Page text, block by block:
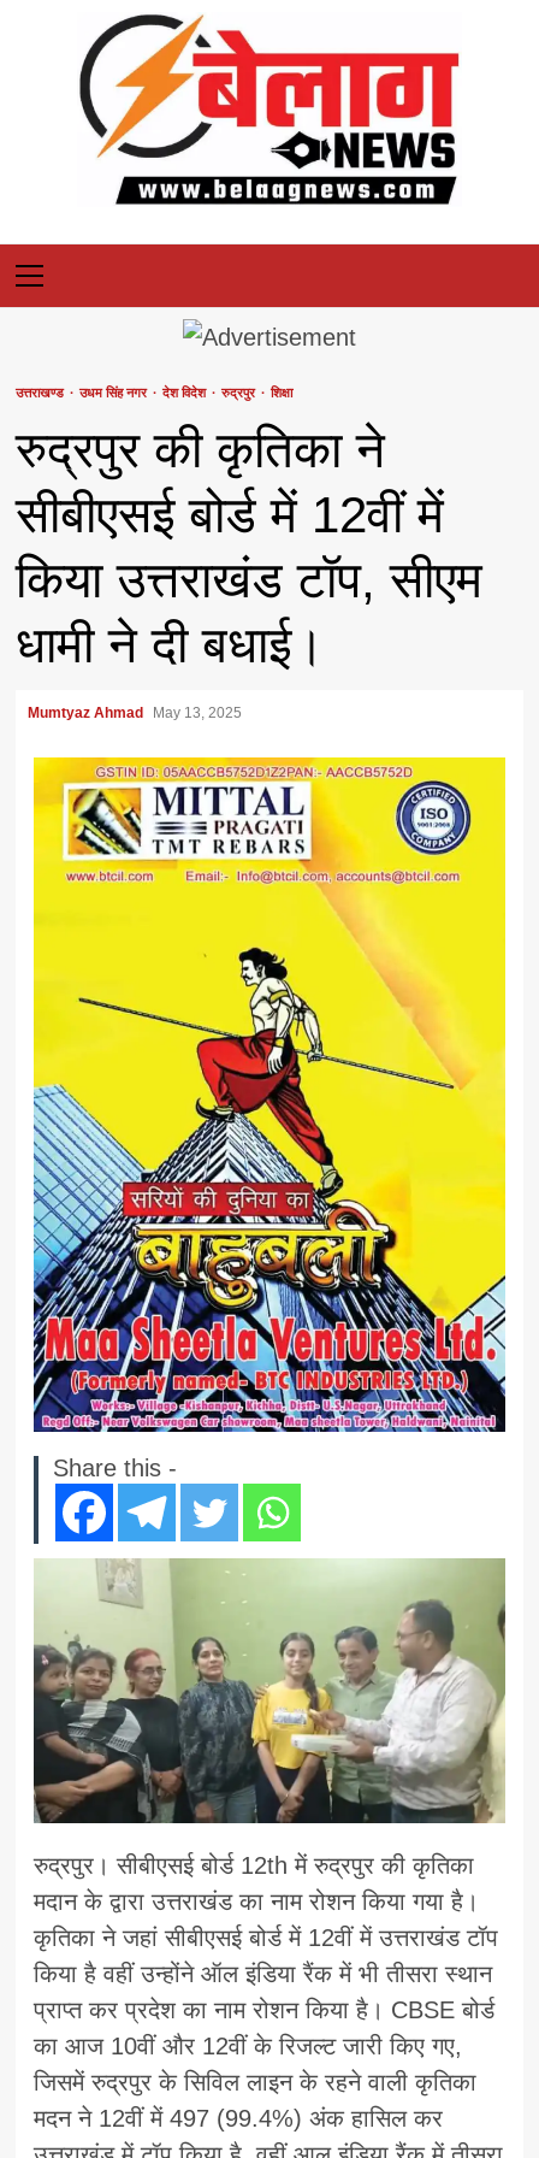
Primary
Menu
उत्तराखण्ड उधम सिंह नगर देश विदेश रुद्रपुर शिक्षा
रुद्रपुर की कृतिका ने
सीबीएसई बोर्ड में 12वीं में
किया उत्तराखंड टॉप, सीएम
धामी ने दी बधाई।
Mumtyaz Ahmad May 13, 2025
Share this -
रुद्रपुर। सीबीएसई बोर्ड 12th में रुद्रपुर की कृतिका
मदान के द्वारा उत्तराखंड का नाम रोशन किया गया है।
कृतिका ने जहां सीबीएसई बोर्ड में 12वीं में उत्तराखंड टॉप
किया है वहीं उन्होंने ऑल इंडिया रैंक में भी तीसरा स्थान
प्राप्त कर प्रदेश का नाम रोशन किया है। CBSE बोर्ड
का आज 10वीं और 12वीं के रिजल्ट जारी किए गए,
जिसमें रुद्रपुर के सिविल लाइन के रहने वाली कृतिका
मदन ने 12वीं में 497 (99.4%) अंक हासिल कर